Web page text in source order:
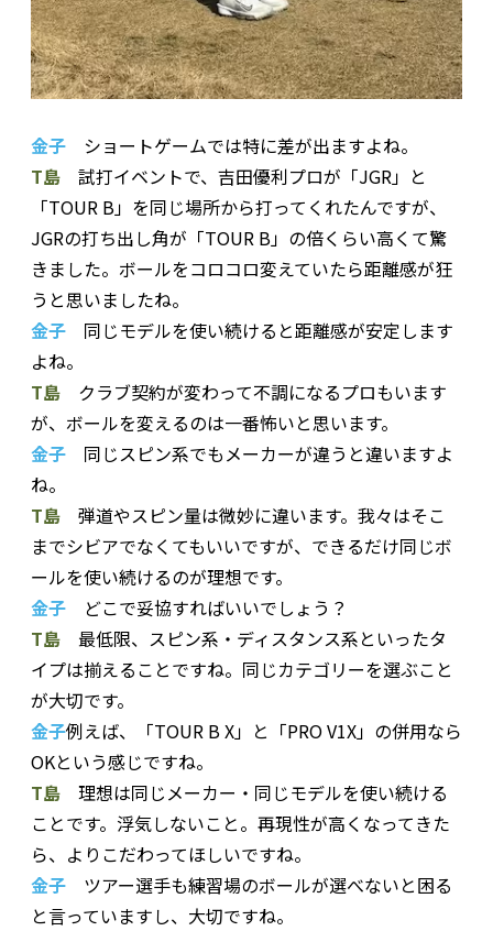
金子 ショートゲームでは特に差が出ますよね。
T島 試打イベントで、吉田優利プロが「JGR」と
「TOUR B」を同じ場所から打ってくれたんですが、
JGRの打ち出し角が「TOUR B」の倍くらい高くて驚
きました。ボールをコロコロ変えていたら距離感が狂
うと思いましたね。
金子 同じモデルを使い続けると距離感が安定します
よね。
T島 クラブ契約が変わって不調になるプロもいます
が、ボールを変えるのは一番怖いと思います。
金子 同じスピン系でもメーカーが違うと違いますよ
ね。
T島 弾道やスピン量は微妙に違います。我々はそこ
までシビアでなくてもいいですが、できるだけ同じボ
ールを使い続けるのが理想です。
金子 どこで妥協すればいいでしょう？
T島 最低限、スピン系・ディスタンス系といったタ
イプは揃えることですね。同じカテゴリーを選ぶこと
が大切です。
金子例えば、「TOUR B X」と「PRO V1X」の併用なら
OKという感じですね。
T島 理想は同じメーカー・同じモデルを使い続ける
ことです。浮気しないこと。再現性が高くなってきた
ら、よりこだわってほしいですね。
金子 ツアー選手も練習場のボールが選べないと困る
と言っていますし、大切ですね。